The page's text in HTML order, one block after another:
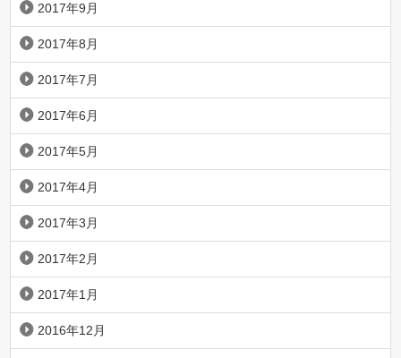
2017年9月
2017年8月
2017年7月
2017年6月
2017年5月
2017年4月
2017年3月
2017年2月
2017年1月
2016年12月